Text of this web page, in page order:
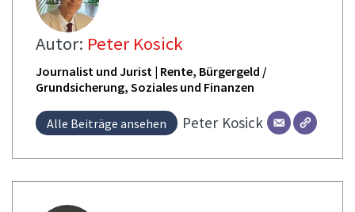
Autor: Peter Kosick
Journalist und Jurist | Rente, Bürgergeld /
Grundsicherung, Soziales und Finanzen
Alle Beiträge ansehen Peter Kosick